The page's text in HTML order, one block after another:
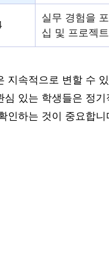
실무 경험을
십 및 프로젝트
지속적으로 변할 수
심 있는 학생들은 정기
인하는 것이 중요합니